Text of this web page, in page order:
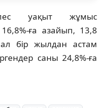
уақыт жұмыс
ға азайып, 13,8
бір жылдан астам
саны 24,8%-ға